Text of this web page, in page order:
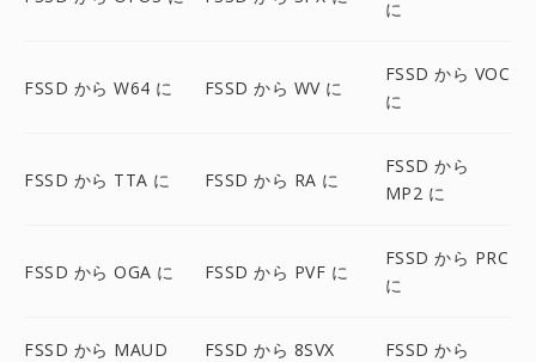
に
FSSD から W64 に FSSD から WV に
FSSD から VOC
に
FSSD から TTA に FSSD から RA に
FSSD から
MP2 に
FSSD から OGA に FSSD から PVF に
FSSD から PRC
に
FSSD から MAUD
FSSD から 8SVX
FSSD から